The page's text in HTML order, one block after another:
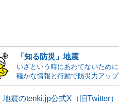
「知る防災」地震
いざという時にあわてないために
確かな情報と行動で防災力アップ
地震のtenki.jp公式X（旧Twitter）